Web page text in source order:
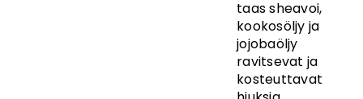
taas sheavoi,
kookosöljy ja
jojobaöljy
ravitsevat ja
kosteuttavat